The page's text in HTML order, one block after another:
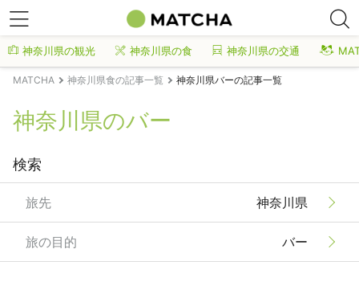
神奈川県の観光 神奈川県の食 神奈川県の交通
MATCHA 神奈川県食の記事一覧 神奈川県バーの記事一覧
神奈川県のバー
検索
旅先 神奈川県
旅の目的 バー